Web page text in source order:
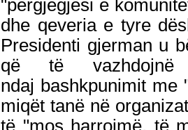
"përgjegjësi e
dhe qeveria e tyre
Presidenti gjerman u
që të
ndaj bashkpunimit me
miqët tanë në
të "mos harrojmë, të